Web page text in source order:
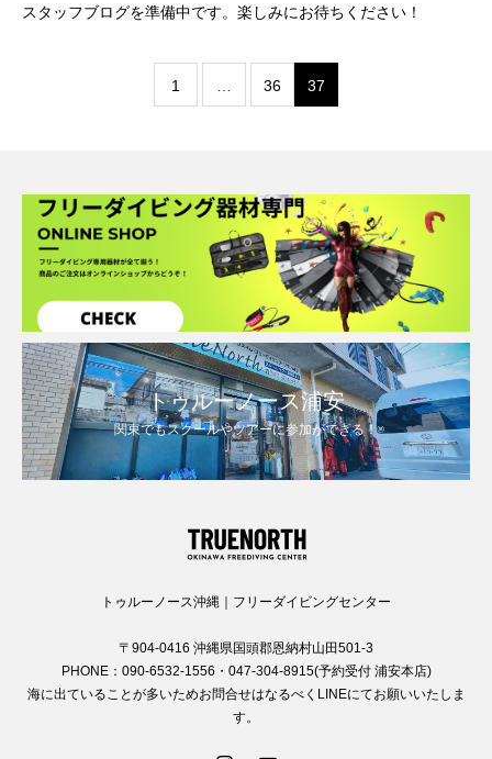
スタッフブログを準備中です。楽しみにお待ちください！
1 36 37
トゥルーノース浦安
関東でもスクールやツアーに参加ができる！
トゥルーノース沖縄｜フリーダイビングセンター
〒904-0416 沖縄県国頭郡恩納村山田501-3
PHONE：090-6532-1556・047-304-8915(予約受付 浦安本店)
海に出ていることが多いためお問合せはなるべくLINEにてお願いいたしま
す。